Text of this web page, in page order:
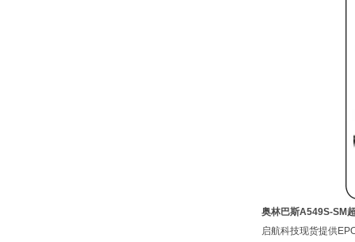
奥林巴斯A549S-SM
启航科技现货提供